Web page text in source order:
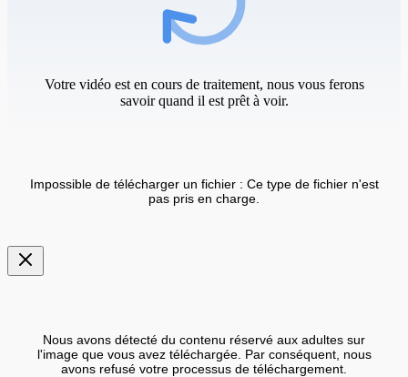
Votre vidéo est en cours de traitement, nous vous ferons
savoir quand il est prêt à voir.
Impossible de télécharger un fichier : Ce type de fichier n'est
pas pris en charge.
Nous avons détecté du contenu réservé aux adultes sur
l'image que vous avez téléchargée. Par conséquent, nous
avons refusé votre processus de téléchargement.